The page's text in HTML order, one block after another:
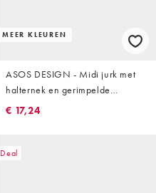
MEER KLEUREN
ASOS DESIGN - Midi jurk met
halternek en gerimpelde
voorkant in olijfgroen
€ 17,24
Deal